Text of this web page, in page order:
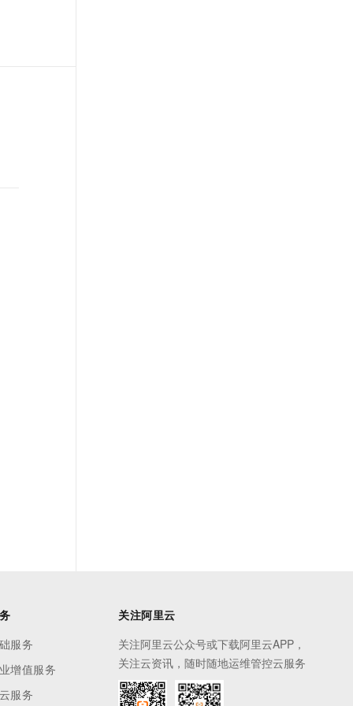
服务
增值服务
服务
关注阿里云
关注阿里云公众号或下载阿里云APP，
关注云资讯，随时随地运维管控云服务